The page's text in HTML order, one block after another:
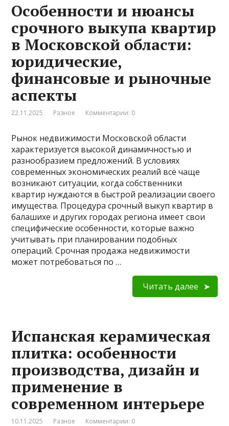
Особенности и нюансы
срочного выкупа квартир
в Московской области:
юридические,
финансовые и рыночные
аспекты
22.11.2025 Разное Комментарии: 0
Рынок недвижимости Московской области
характеризуется высокой динамичностью и
разнообразием предложений. В условиях
современных экономических реалий всё чаще
возникают ситуации, когда собственники
квартир нуждаются в быстрой реализации своего
имущества. Процедура срочный выкуп квартир в
балашихе и других городах региона имеет свои
специфические особенности, которые важно
учитывать при планировании подобных
операций. Срочная продажа недвижимости
может потребоваться по …
Читать далее
Испанская керамическая
плитка: особенности
производства, дизайн и
применение в
современном интерьере
10.11.2025 Разное Комментарии: 0